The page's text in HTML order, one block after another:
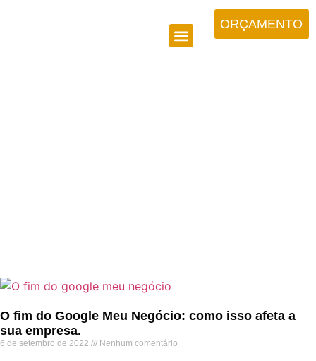
ORÇAMENTO
O fim do Google Meu Negócio: como isso afeta a
sua empresa.
6 de setembro de 2022 Nenhum comentário